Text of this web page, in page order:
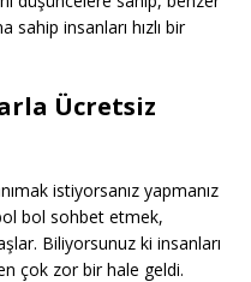
sahip insanları hızlı bir
Ücretsiz
istiyorsanız yapmanız
bol sohbet etmek,
Biliyorsunuz ki insanları
çok zor bir hale geldi.